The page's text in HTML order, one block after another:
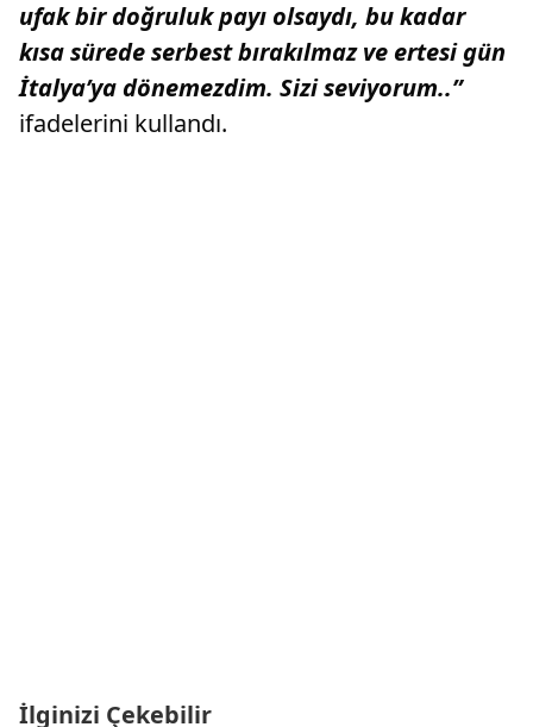
ufak bir doğruluk payı olsaydı, bu kadar
kısa sürede serbest bırakılmaz ve ertesi gün
İtalya’ya dönemezdim. Sizi seviyorum..”
ifadelerini kullandı.
İlginizi Çekebilir